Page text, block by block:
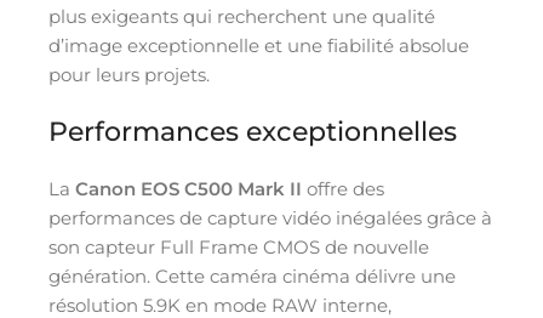
plus exigeants qui recherchent une qualité
d’image exceptionnelle et une fiabilité absolue
pour leurs projets.
Performances exceptionnelles
La Canon EOS C500 Mark II offre des
performances de capture vidéo inégalées grâce à
son capteur Full Frame CMOS de nouvelle
génération. Cette caméra cinéma délivre une
résolution 5.9K en mode RAW interne,